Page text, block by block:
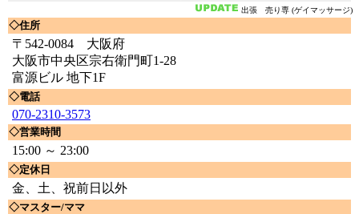
出張 売り専 (ゲイマッサージ)
◇住所
〒542-0084 大阪府
大阪市中央区宗右衛門町1-28
富源ビル 地下1F
◇電話
070-2310-3573
◇営業時間
15:00 ～ 23:00
◇定休日
金、土、祝前日以外
◇マスター/ママ